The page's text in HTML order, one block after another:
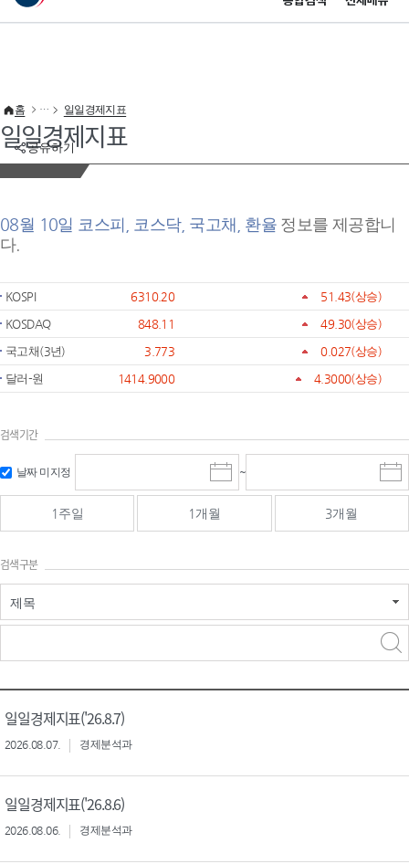
이 누리집은 대한민국 공식 전자정부 누리집입니다.
공유하기
홈 일일경제지표
일일경제지표
08월 10일 코스피, 코스닥, 국고채, 환율 정보를 제공합니
다.
KOSPI 6310.20 51.43(상승)
KOSDAQ
848.11 49.30(상승)
국고채(3년)
3.773 0.027(상승)
달러-원
1414.9000 4.3000(상승)
검색기간
날짜 미지정
시
작
일
선
~
종
료
선
1주일 1개월 3개월
검색구분
제목
일일경제지표('26.8.7)
2026.08.07. 경제분석과
일일경제지표('26.8.6)
2026.08.06. 경제분석과